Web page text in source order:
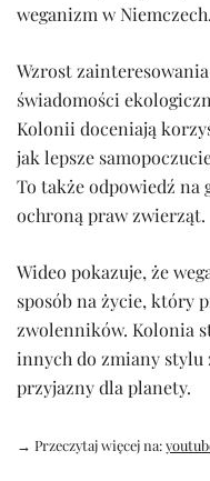
weganizm w Niemczech.
Wzrost
świadomości
Kolonii doceniają
jak lepsze
To także odpowiedź na
ochroną praw zwierząt.
Wideo pokazuje, że
sposób na życie, który
zwolenników. Kolonia
innych do zmiany stylu
przyjazny dla planety.
→ Przeczytaj więcej na: